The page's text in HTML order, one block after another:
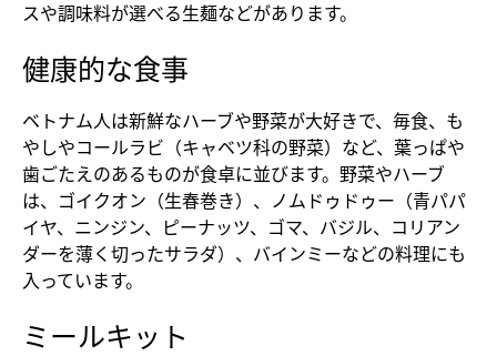
スや調味料が選べる生麺などがあります。
健康的な食事
ベトナム人は新鮮なハーブや野菜が大好きで、毎食、も
やしやコールラビ（キャベツ科の野菜）など、葉っぱや
歯ごたえのあるものが食卓に並びます。野菜やハーブ
は、ゴイクオン（生春巻き）、ノムドゥドゥー（青パパ
イヤ、ニンジン、ピーナッツ、ゴマ、バジル、コリアン
ダーを薄く切ったサラダ）、バインミーなどの料理にも
入っています。
ミールキット